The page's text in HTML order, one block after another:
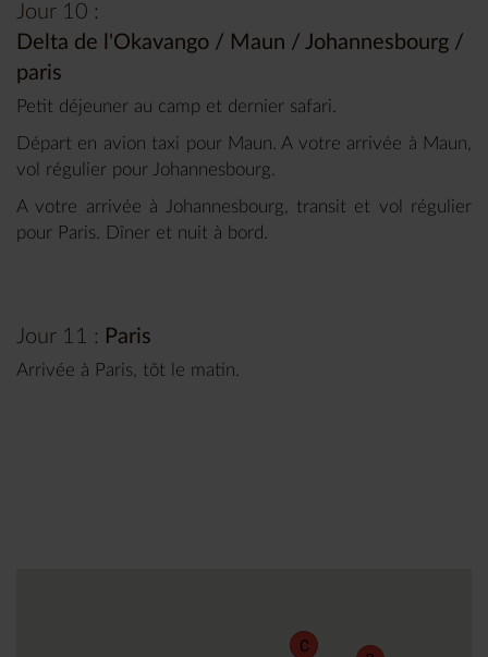
Jour 10 :
Delta de l'Okavango / Maun / Johannesbourg /
paris
Petit déjeuner au camp et dernier safari.
Départ en avion taxi pour Maun. A votre arrivée à Maun,
vol régulier pour Johannesbourg.
A votre arrivée à Johannesbourg, transit et vol régulier
pour Paris. Dîner et nuit à bord.
Jour 11 : Paris
Arrivée à Paris, tôt le matin.
C